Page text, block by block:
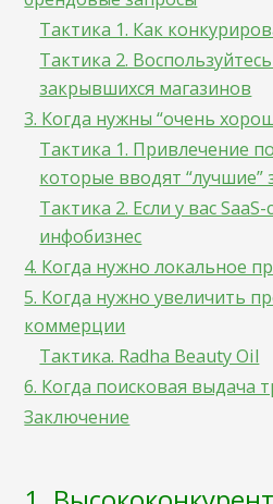
Тактика 1. Как
Тактика 2.
закрывшихся магазинов
3. Когда нужны “очень
Тактика 1. Привлечение
которые вводят “лучшие”
Тактика 2. Если у вас
инфобизнес
4. Когда нужно локальное
5. Когда нужно увеличить
коммерции
Тактика. Radha Beauty Oil
6. Когда поисковая выдача
Заключение